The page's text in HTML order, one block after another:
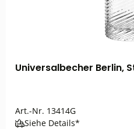
Universalbecher Berlin,
Art.-Nr. 13414G
Siehe Details*